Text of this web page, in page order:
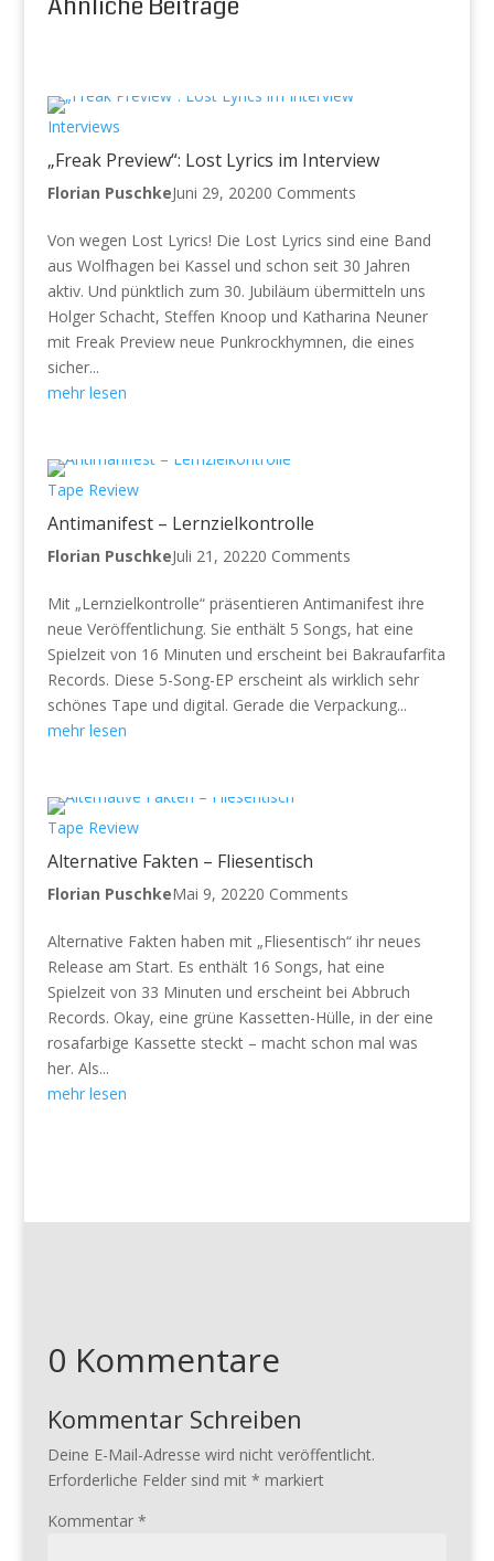
Interviews
„Freak Preview“: Lost Lyrics im Interview
Florian PuschkeJuni 29, 20200 Comments
Von wegen Lost Lyrics! Die Lost Lyrics sind eine Band
aus Wolfhagen bei Kassel und schon seit 30 Jahren
aktiv. Und pünktlich zum 30. Jubiläum übermitteln uns
Holger Schacht, Steffen Knoop und Katharina Neuner
mit Freak Preview neue Punkrockhymnen, die eines
sicher...
mehr lesen
Tape Review
Antimanifest – Lernzielkontrolle
Florian PuschkeJuli 21, 20220 Comments
Mit „Lernzielkontrolle“ präsentieren Antimanifest ihre
neue Veröffentlichung. Sie enthält 5 Songs, hat eine
Spielzeit von 16 Minuten und erscheint bei Bakraufarfita
Records. Diese 5-Song-EP erscheint als wirklich sehr
schönes Tape und digital. Gerade die Verpackung...
mehr lesen
Tape Review
Alternative Fakten – Fliesentisch
Florian PuschkeMai 9, 20220 Comments
Alternative Fakten haben mit „Fliesentisch“ ihr neues
Release am Start. Es enthält 16 Songs, hat eine
Spielzeit von 33 Minuten und erscheint bei Abbruch
Records. Okay, eine grüne Kassetten-Hülle, in der eine
rosafarbige Kassette steckt – macht schon mal was
her. Als...
mehr lesen
0 Kommentare
Kommentar Schreiben
Deine E-Mail-Adresse wird nicht veröffentlicht.
Erforderliche Felder sind mit * markiert
Kommentar *